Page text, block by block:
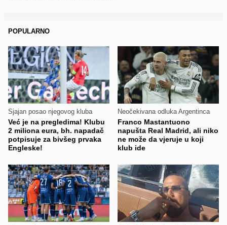
POPULARNO
Sjajan posao njegovog kluba
Već je na pregledima! Klubu
2 miliona eura, bh. napadač
potpisuje za bivšeg prvaka
Engleske!
Neočekivana odluka Argentinca
Franco Mastantuono
napušta Real Madrid, ali niko
ne može da vjeruje u koji
klub ide